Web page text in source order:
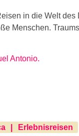
in die Welt
Menschen.
Erlebnisreisen